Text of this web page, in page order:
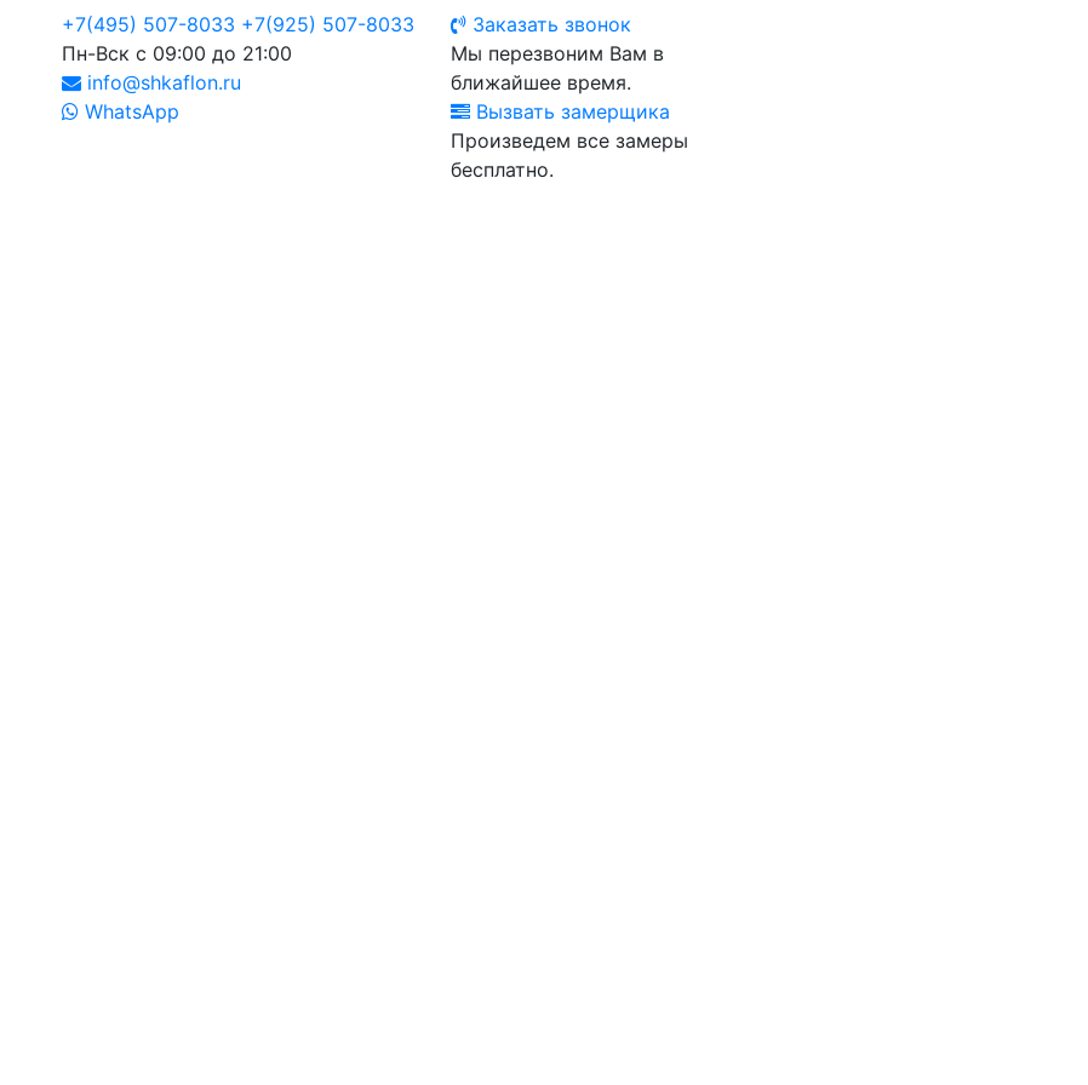
+7(495) 507-8033 +7(925) 507-8033
Пн-Вск с 09:00 до 21:00
info@shkaflon.ru
WhatsApp
Заказать звонок
Мы перезвоним Вам в
ближайшее время.
Вызвать замерщика
Произведем все замеры
бесплатно.